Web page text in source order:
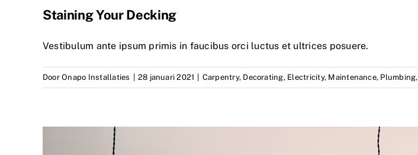
Staining Your Decking
Vestibulum ante ipsum primis in faucibus orci luctus et ultrices posuere.
DoorOnapo Installaties 28 januari 2021 Carpentry, Decorating, Electricity, Maintenance, Plumbing,